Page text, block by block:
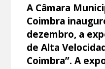
A Câmara
Coimbra
dezembro, a
de Alta
Coimbra”. A